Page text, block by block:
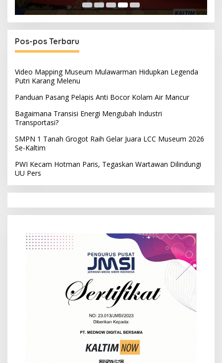
Pos-pos Terbaru
Video Mapping Museum Mulawarman Hidupkan Legenda
Putri Karang Melenu
Panduan Pasang Pelapis Anti Bocor Kolam Air Mancur
Bagaimana Transisi Energi Mengubah Industri
Transportasi?
SMPN 1 Tanah Grogot Raih Gelar Juara LCC Museum 2026
Se-Kaltim
PWI Kecam Hotman Paris, Tegaskan Wartawan Dilindungi
UU Pers